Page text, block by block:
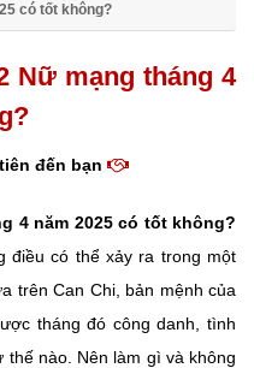
có tốt không?
Nữ mạng tháng 4
đến bạn
4 năm 2025 có tốt không?
điều có thể xảy ra trong một
trên Can Chi, bản mệnh của
tháng đó công danh, tình
nào. Nên làm gì và không